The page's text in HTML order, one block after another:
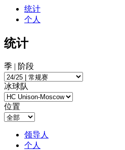
统计
个人
统计
季 | 阶段
冰球队
位置
领导人
个人